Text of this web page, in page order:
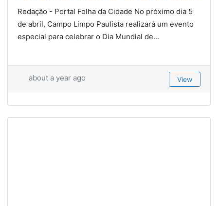
Redação - Portal Folha da Cidade No próximo dia 5
de abril, Campo Limpo Paulista realizará um evento
especial para celebrar o Dia Mundial de...
about a year ago View